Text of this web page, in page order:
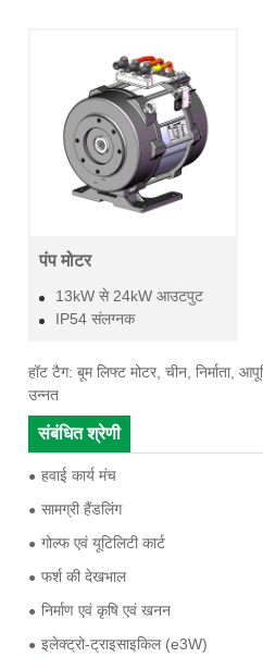
पंप मोटर
13kW से 24kW आउटपुट
IP54 संलग्नक
हॉट टैग: बूम लिफ्ट मोटर, चीन, निर्माता,
उन्नत
संबंधित श्रेणी
हवाई कार्य मंच
सामग्री हैंडलिंग
गोल्फ एवं यूटिलिटी कार्ट
फर्श की देखभाल
निर्माण एवं कृषि एवं खनन
इलेक्ट्रो-ट्राइसाइकिल (e3W)